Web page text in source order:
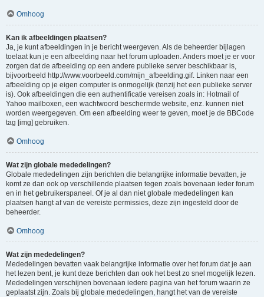
Omhoog
Kan ik afbeeldingen plaatsen?
Ja, je kunt afbeeldingen in je bericht weergeven. Als de beheerder bijlagen
toelaat kun je een afbeelding naar het forum uploaden. Anders moet je er voor
zorgen dat de afbeelding op een andere publieke server beschikbaar is,
bijvoorbeeld http://www.voorbeeld.com/mijn_afbeelding.gif. Linken naar een
afbeelding op je eigen computer is onmogelijk (tenzij het een publieke server
is). Ook afbeeldingen die een authentificatie vereisen zoals in: Hotmail of
Yahoo mailboxen, een wachtwoord beschermde website, enz. kunnen niet
worden weergegeven. Om een afbeelding weer te geven, moet je de BBCode
tag [img] gebruiken.
Omhoog
Wat zijn globale mededelingen?
Globale mededelingen zijn berichten die belangrijke informatie bevatten, je
komt ze dan ook op verschillende plaatsen tegen zoals bovenaan ieder forum
en in het gebruikerspaneel. Of je al dan niet globale mededelingen kan
plaatsen hangt af van de vereiste permissies, deze zijn ingesteld door de
beheerder.
Omhoog
Wat zijn mededelingen?
Mededelingen bevatten vaak belangrijke informatie over het forum dat je aan
het lezen bent, je kunt deze berichten dan ook het best zo snel mogelijk lezen.
Mededelingen verschijnen bovenaan iedere pagina van het forum waarin ze
geplaatst zijn. Zoals bij globale mededelingen, hangt het van de vereiste